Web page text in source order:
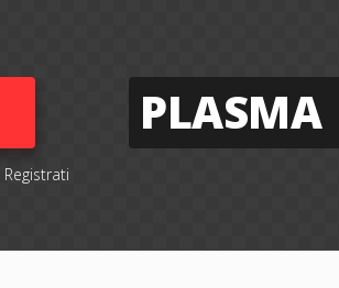
Registrati
PLASMA